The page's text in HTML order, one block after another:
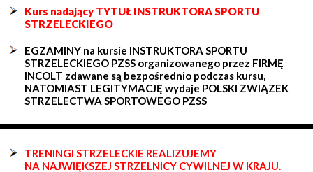
Kurs nadający TYTUŁ INSTRUKTORA SPORTU
STRZELECKIEGO
EGZAMINY na kursie INSTRUKTORA SPORTU
STRZELECKIEGO PZSS organizowanego przez FIRMĘ
INCOLT zdawane są bezpośrednio podczas kursu,
NATOMIAST LEGITYMACJĘ wydaje POLSKI ZWIĄZEK
STRZELECTWA SPORTOWEGO PZSS
TRENINGI STRZELECKIE REALIZUJEMY
NA NAJWIĘKSZEJ STRZELNICY CYWILNEJ W KRAJU.